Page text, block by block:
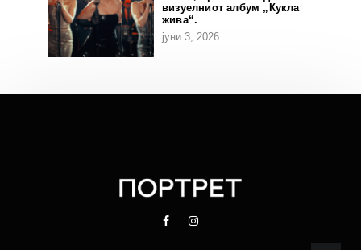
визуелниот албум „Кукла
жива“.
јуни 3, 2026